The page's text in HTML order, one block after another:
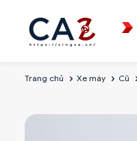
Trang chủ Xe máy Cũ